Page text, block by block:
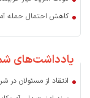
کاهش احتمال حمله
یادداشت‌های
انتقاد از مسئولان در